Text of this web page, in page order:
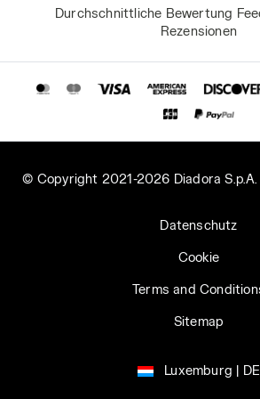
Durchschnittliche Bewertung
Rezensionen
© Copyright 2021-2026 Diadora
Datenschutz
Cookie
Terms and
Sitemap
Luxemburg | DE